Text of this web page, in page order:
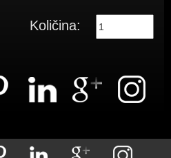
Količina: